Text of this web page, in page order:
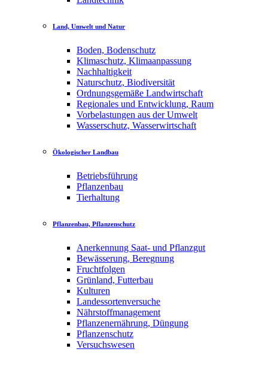
Land, Umwelt und Natur
Boden, Bodenschutz
Klimaschutz, Klimaanpassung
Nachhaltigkeit
Naturschutz, Biodiversität
Ordnungsgemäße Landwirtschaft
Regionales und Entwicklung, Raum
Vorbelastungen aus der Umwelt
Wasserschutz, Wasserwirtschaft
Ökologischer Landbau
Betriebsführung
Pflanzenbau
Tierhaltung
Pflanzenbau, Pflanzenschutz
Anerkennung Saat- und Pflanzgut
Bewässerung, Beregnung
Fruchtfolgen
Grünland, Futterbau
Kulturen
Landessortenversuche
Nährstoffmanagement
Pflanzenernährung, Düngung
Pflanzenschutz
Versuchswesen